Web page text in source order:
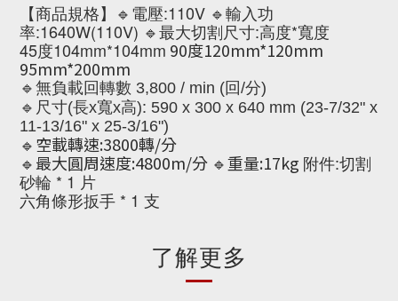
【商品規格】🔹電壓:110V 🔹輸入功
率:1640W(110V) 🔹最大切割尺寸:高度*寬度
45度104mm*104mm 90度120mm*120mm
95mm*200mm
🔹無負載回轉數 3,800 / min (回/分)
🔹 尺寸(長x寬x高): 590 x 300 x 640 mm (23-7/32" x
11-13/16" x 25-3/16")
🔹空載轉速:3800轉/分
🔹最大圓周速度:4800m/分 🔹重量:17kg 附件:切割
砂輪 * 1 片
六角條形扳手 * 1 支
了解更多